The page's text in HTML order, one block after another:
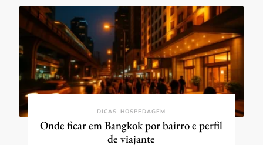
DICAS HOSPEDAGEM
Onde ficar em Bangkok por bairro e perfil
de viajante